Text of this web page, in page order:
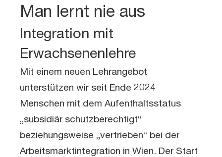
Man lernt nie aus
Integration mit
Erwachsenenlehre
Mit einem neuen Lehrangebot
unterstützen wir seit Ende 2024
Menschen mit dem Aufenthaltsstatus
„subsidiär schutzberechtigt“
beziehungsweise „vertrieben“ bei der
Arbeitsmarktintegration in Wien. Der Start